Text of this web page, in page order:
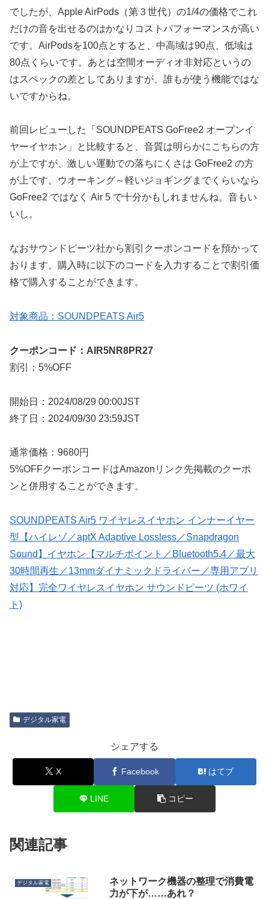
でしたが、Apple AirPods（第３世代）の1/4の価格でこれ
だけの音を出せるのはかなりコストパフォーマンスが高い
です。AirPodsを100点とすると、中高域は90点、低域は
80点くらいです。あとは空間オーディオ非対応というの
はスペックの差としてありますが、誰もが使う機能ではな
いですからね。
前回レビューした「SOUNDPEATS GoFree2 オープンイ
ヤーイヤホン」と比較すると、音質は明らかにこちらの方
が上ですが、激しい運動での落ちにくさは GoFree2 の方
が上です。ウオーキング～軽いジョギングまでくらいなら
GoFree2 ではなく Air 5 で十分かもしれませんね。音もい
いし。
なおサウンドピーツ社から割引クーポンコードを預かって
おります。購入時に以下のコードを入力することで割引価
格で購入することができます。
対象商品：SOUNDPEATS Air5
クーポンコード：AIR5NR8PR27
割引：5%OFF
開始日：2024/08/29 00:00JST
終了日：2024/09/30 23:59JST
通常価格：9680円
5%OFFクーポンコードはAmazonリンク先掲載のクーポ
ンと併用することができます。
SOUNDPEATS Air5 ワイヤレスイヤホン インナーイヤー
型【ハイレゾ／aptX Adaptive Lossless／Snapdragon
Sound】イヤホン【マルチポイント／Bluetooth5.4／最大
30時間再生／13mmダイナミックドライバー／専用アプリ
対応】完全ワイヤレスイヤホン サウンドピーツ (ホワイ
ト)
デジタル家電
シェアする
X Facebook はてブ
LINE コピー
関連記事
デジタル家電
ネットワーク機器の整理で消費電
力が下が……あれ？